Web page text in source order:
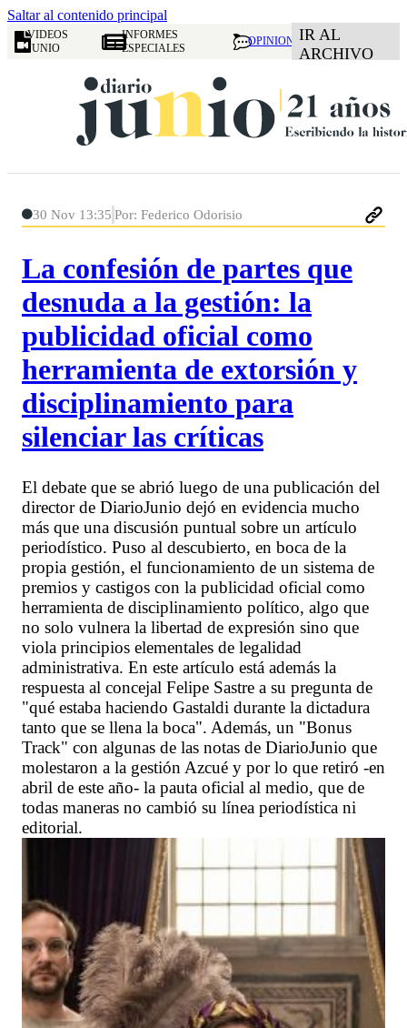
Saltar al contenido principal
VIDEOS
JUNIO
INFORMES
ESPECIALES
OPINION IR AL
ARCHIVO
30 Nov 13:35 Por: Federico Odorisio
La confesión de partes que
desnuda a la gestión: la
publicidad oficial como
herramienta de extorsión y
disciplinamiento para
silenciar las críticas
El debate que se abrió luego de una publicación del
director de DiarioJunio dejó en evidencia mucho
más que una discusión puntual sobre un artículo
periodístico. Puso al descubierto, en boca de la
propia gestión, el funcionamiento de un sistema de
premios y castigos con la publicidad oficial como
herramienta de disciplinamiento político, algo que
no solo vulnera la libertad de expresión sino que
viola principios elementales de legalidad
administrativa. En este artículo está además la
respuesta al concejal Felipe Sastre a su pregunta de
"qué estaba haciendo Gastaldi durante la dictadura
tanto que se llena la boca". Además, un "Bonus
Track" con algunas de las notas de DiarioJunio que
molestaron a la gestión Azcué y por lo que retiró -en
abril de este año- la pauta oficial al medio, que de
todas maneras no cambió su línea periodística ni
editorial.